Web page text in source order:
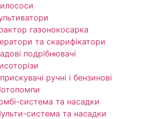
газонокосарка
та скарифікатори
подрібнювачі
ручні і бензинові
система та насадки
система та насадки